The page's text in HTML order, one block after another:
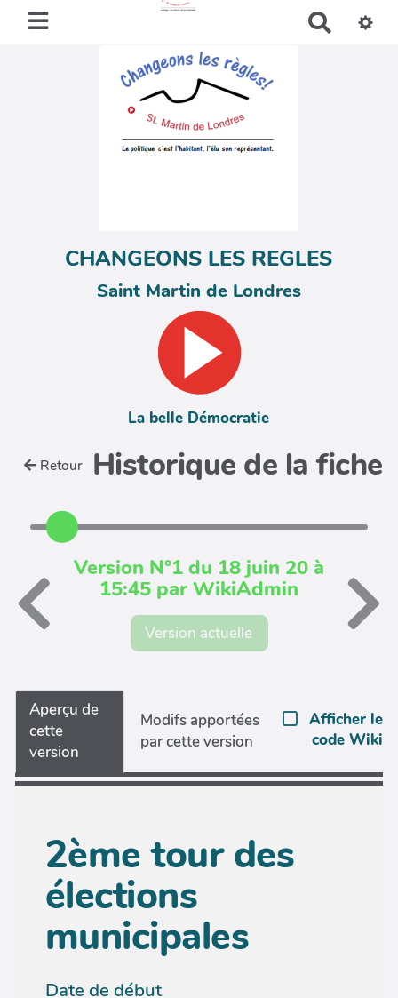
CHANGEONS LES REGLES
Saint Martin de Londres
La belle Démocratie
Retour Historique de la fiche
Version N°1 du 18 juin 20 à
15:45 par WikiAdmin
Version actuelle
Aperçu de
cette
version
Modifs apportées
par cette version
Afficher le
code Wiki
2ème tour des
élections
municipales
Date de début